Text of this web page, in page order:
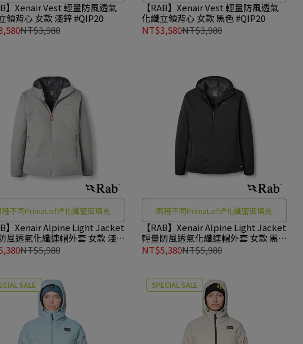
Xenair Vest 輕量防風透氣
領背心 女款 淺鋅 #QIP20
NT$3,980
【RAB】Xenair Vest 輕量防風透氣
化纖立領背心 女款 黑色 #QIP20
NT$3,580NT$3,980
種不同PrimaLoft®化纖密度填充
】Xenair Alpine Light Jacket
風透氣化纖連帽外套 女款 淺鋅
NT$5,980
兩種不同PrimaLoft®化纖密度填充
【RAB】Xenair Alpine Light Jacket
輕量防風透氣化纖連帽外套 女款 黑色
#QIP18
NT$5,380NT$5,980
SALE SPECIAL SALE